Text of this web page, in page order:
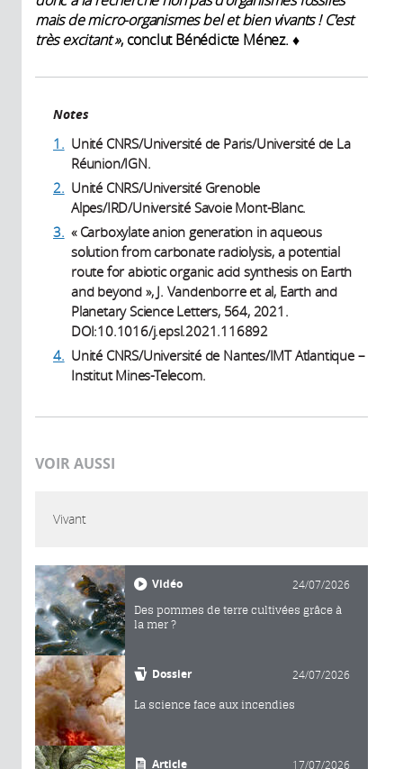
mais de micro-organismes bel et bien vivants ! C'est
très excitant », conclut Bénédicte Ménez. ♦
Notes
1. Unité CNRS/Université de Paris/Université de La
Réunion/IGN.
2. Unité CNRS/Université Grenoble
Alpes/IRD/Université Savoie Mont-Blanc.
3. « Carboxylate anion generation in aqueous
solution from carbonate radiolysis, a potential
route for abiotic organic acid synthesis on Earth
and beyond », J. Vandenborre et al, Earth and
Planetary Science Letters, 564, 2021.
DOI:10.1016/j.epsl.2021.116892
4. Unité CNRS/Université de Nantes/IMT Atlantique –
Institut Mines-Telecom.
VOIR AUSSI
Vivant
Vidéo 24/07/2026
Des pommes de terre cultivées grâce à
la mer ?
Dossier 24/07/2026
La science face aux incendies
Article 17/07/2026